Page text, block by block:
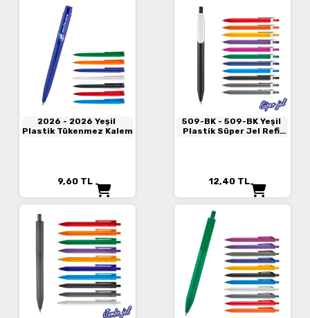
2026 - 2026 Yeşil
Plastik Tükenmez Kalem
9,60 TL
509-BK - 509-BK Yeşil
Plastik Süper Jel Refil
12,40 TL